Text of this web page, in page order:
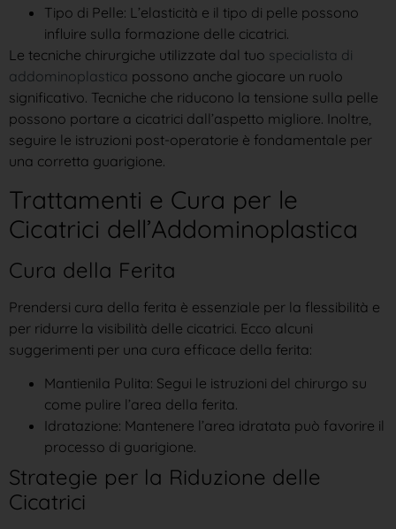
Tipo di Pelle: L’elasticità e il tipo di pelle possono
influire sulla formazione delle cicatrici.
Le tecniche chirurgiche utilizzate dal tuo specialista di
addominoplastica possono anche giocare un ruolo
significativo. Tecniche che riducono la tensione sulla pelle
possono portare a cicatrici dall’aspetto migliore. Inoltre,
seguire le istruzioni post-operatorie è fondamentale per
una corretta guarigione.
Trattamenti e Cura per le
Cicatrici dell’Addominoplastica
Cura della Ferita
Prendersi cura della ferita è essenziale per la flessibilità e
per ridurre la visibilità delle cicatrici. Ecco alcuni
suggerimenti per una cura efficace della ferita:
Mantienila Pulita: Segui le istruzioni del chirurgo su
come pulire l’area della ferita.
Idratazione: Mantenere l’area idratata può favorire il
processo di guarigione.
Strategie per la Riduzione delle
Cicatrici